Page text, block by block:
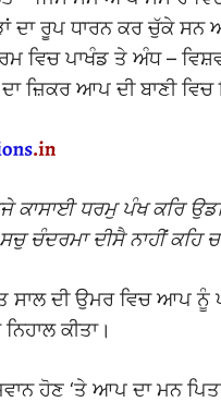
ਦਾ ਰੂਪ ਧਾਰਨ ਕਰ ਚੁੱਕੇ ਸਨ
ਵਿਚ ਪਾਖੰਡ ਤੇ ਅੰਧ –
ਜ਼ਿਕਰ ਆਪ ਦੀ ਬਾਣੀ
ਕਾਸਾਈ ਧਰਮੁ ਪੰਖ ਕਰਿ
ਚੰਦਰਮਾ ਦੀਸੈ ਨਾਹੀਂ ਕਹਿ
ਸਾਲ ਦੀ ਉਮਰ ਵਿਚ ਆਪ
ਕੀਤਾ।
ਹੋਣ ‘ਤੇ ਆਪ ਦਾ ਮਨ